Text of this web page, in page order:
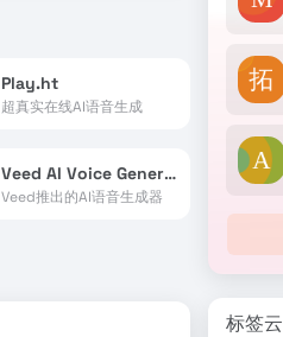
Play.ht
超真实在线AI语音生成
Veed AI Voice Generator
Veed推出的AI语音生成器
标签云